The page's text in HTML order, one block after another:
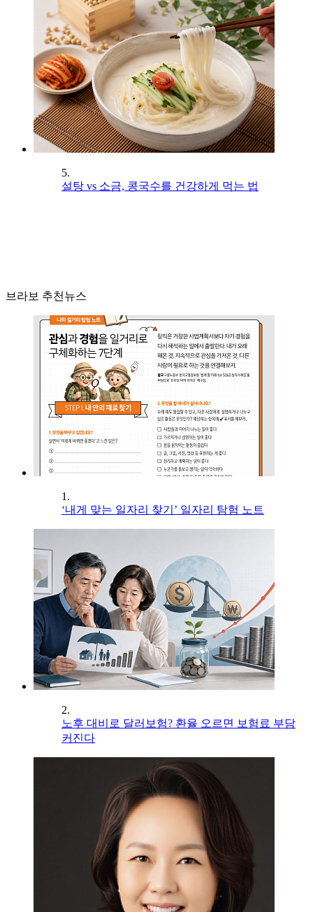
5.
설탕 vs 소금, 콩국수를 건강하게 먹는 법
브라보 추천뉴스
1.
‘내게 맞는 일자리 찾기’ 일자리 탐험 노트
2.
노후 대비로 달러보험? 환율 오르면 보험료 부담
커진다